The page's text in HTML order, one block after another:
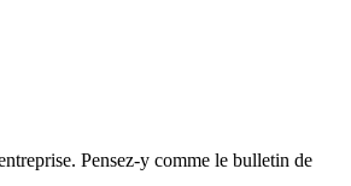
Pensez-y comme le bulletin de